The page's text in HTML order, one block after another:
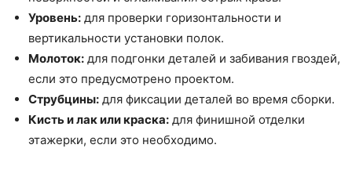
Уровень: для проверки горизонтальности и
вертикальности установки полок.
Молоток: для подгонки деталей и забивания гвоздей,
если это предусмотрено проектом.
Струбцины: для фиксации деталей во время сборки.
Кисть и лак или краска: для финишной отделки
этажерки, если это необходимо.